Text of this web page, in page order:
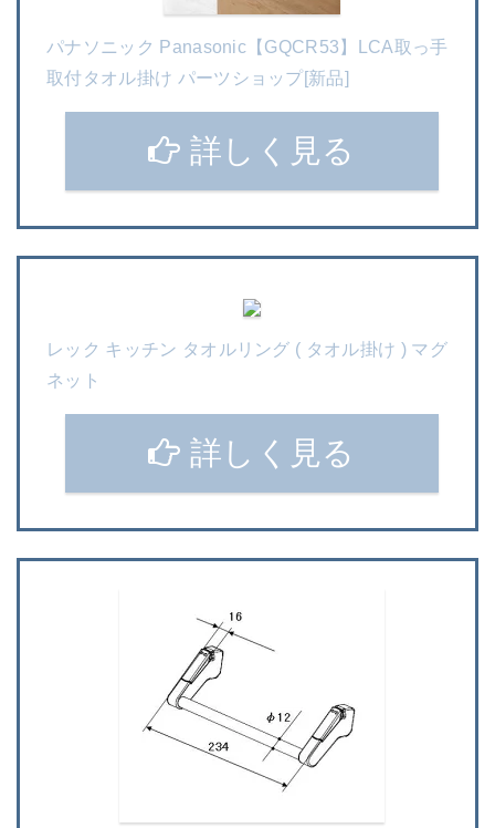
パナソニック Panasonic【GQCR53】LCA取っ手
取付タオル掛け パーツショップ[新品]
詳しく見る
レック キッチン タオルリング ( タオル掛け ) マグ
ネット
詳しく見る